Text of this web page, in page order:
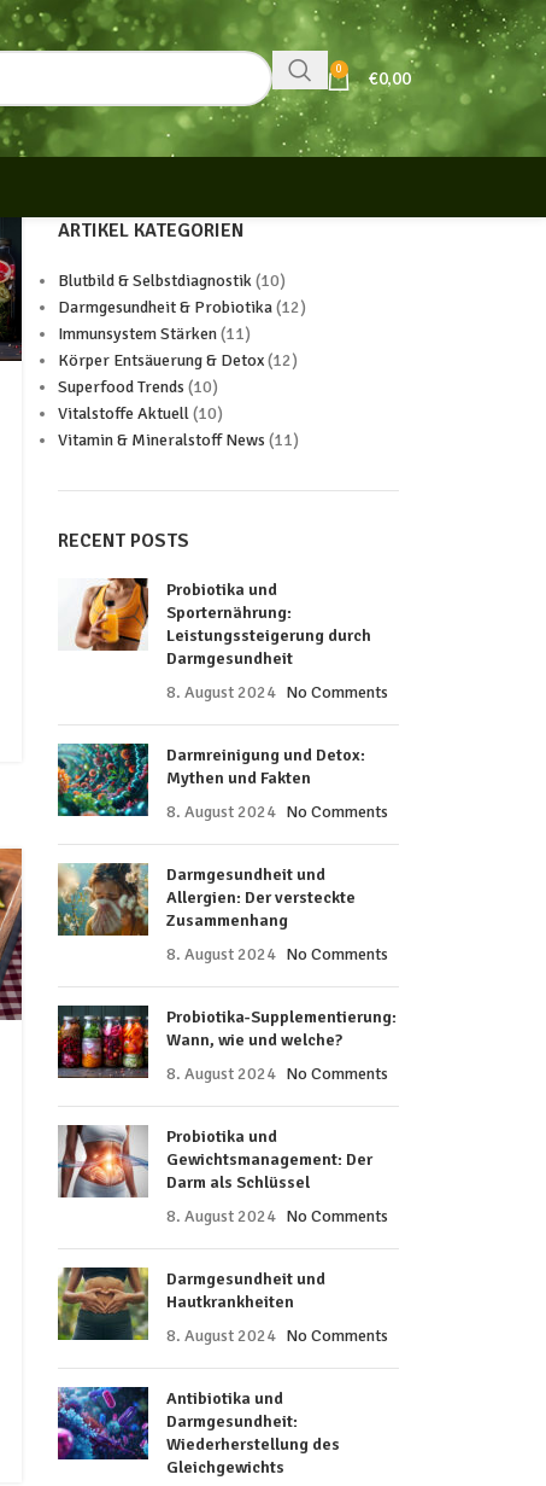
0 €0,00
ARTIKEL KATEGORIEN
Blutbild & Selbstdiagnostik(10)
Darmgesundheit & Probiotika(12)
Immunsystem Stärken(11)
Körper Entsäuerung & Detox(12)
Superfood Trends (10)
Vitalstoffe Aktuell(10)
Vitamin & Mineralstoff News (11)
RECENT POSTS
Probiotika und
Sporternährung:
Leistungssteigerung durch
Darmgesundheit
8. August 2024 No Comments
Darmreinigung und Detox:
Mythen und Fakten
8. August 2024 No Comments
Darmgesundheit und
Allergien: Der versteckte
Zusammenhang
8. August 2024 No Comments
Probiotika-Supplementierung:
Wann, wie und welche?
8. August 2024 No Comments
Probiotika und
Gewichtsmanagement: Der
Darm als Schlüssel
8. August 2024 No Comments
Darmgesundheit und
Hautkrankheiten
8. August 2024 No Comments
Antibiotika und
Darmgesundheit:
Wiederherstellung des
Gleichgewichts